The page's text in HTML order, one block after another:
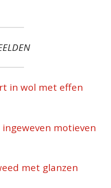
in wol met effen
motieven
met glanzen